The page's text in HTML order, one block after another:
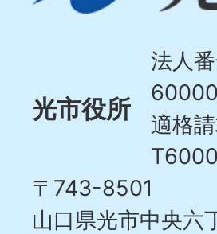
Hikari
光市役所
法人
適格
〒743-8501
山口県光市中央六